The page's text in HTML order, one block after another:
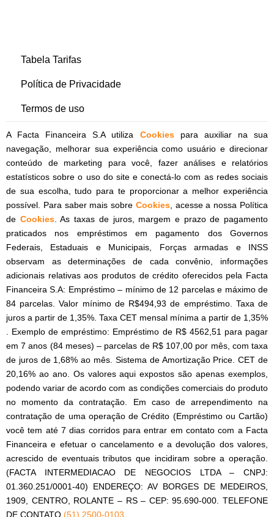
Tabela Tarifas
Política de Privacidade
Termos de uso
A Facta Financeira S.A utiliza Cookies
para auxiliar na sua
navegação, melhorar sua experiência como usuário e direcionar
conteúdo de marketing para você, fazer análises e relatórios
estatísticos sobre o uso do site e conectá-lo com as redes sociais
de sua escolha, tudo para te proporcionar a melhor experiência
possível. Para saber mais sobre Cookies, acesse a nossa Política
de Cookies. As taxas de juros, margem e prazo de pagamento
praticados nos empréstimos em pagamento dos Governos
Federais, Estaduais e Municipais, Forças armadas e INSS
observam as determinações de cada convênio, informações
adicionais relativas aos produtos de crédito oferecidos pela Facta
Financeira S.A: Empréstimo – mínimo de 12 parcelas e máximo de
84 parcelas. Valor mínimo de R$494,93 de empréstimo. Taxa de
juros a partir de 1,35%. Taxa CET mensal mínima a partir de 1,35%
. Exemplo de empréstimo: Empréstimo de R$ 4562,51 para pagar
em 7 anos (84 meses) – parcelas de R$ 107,00 por mês, com taxa
de juros de 1,68% ao mês. Sistema de Amortização Price. CET de
20,16% ao ano. Os valores aqui expostos são apenas exemplos,
podendo variar de acordo com as condições comerciais do produto
no momento da contratação. Em caso de arrependimento na
contratação de uma operação de Crédito (Empréstimo ou Cartão)
você tem até 7 dias corridos para entrar em contato com a Facta
Financeira e efetuar o cancelamento e a devolução dos valores,
acrescido de eventuais tributos que incidiram sobre a operação.
(FACTA INTERMEDIACAO DE NEGOCIOS LTDA – CNPJ:
01.360.251/0001-40) ENDEREÇO: AV BORGES DE MEDEIROS,
1909, CENTRO, ROLANTE – RS – CEP: 95.690-000. TELEFONE
DE CONTATO (51) 2500-0103